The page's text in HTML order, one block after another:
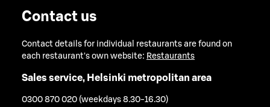
Contact us
Contact details for individual restaurants are found on
each restaurant's own website: Restaurants
Sales service, Helsinki metropolitan area
0300 870 020 (weekdays 8.30-16.30)